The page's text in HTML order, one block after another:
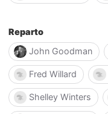
Reparto
John Goodman
Fred Willard
Shelley Winters